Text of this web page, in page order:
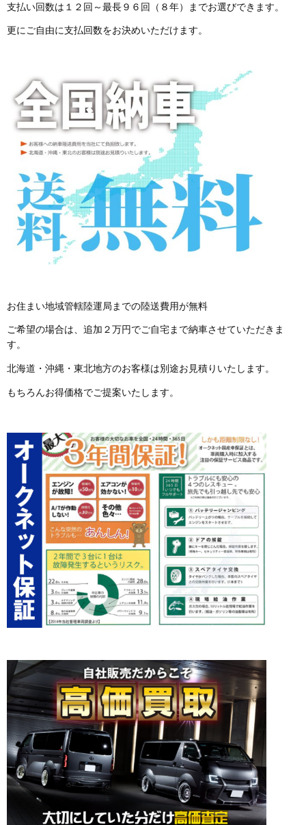
支払い回数は１２回～最長９６回（８年）までお選びできます。
更にご自由に支払回数をお決めいただけます。
お住まい地域管轄陸運局までの陸送費用が無料
ご希望の場合は、追加２万円でご自宅まで納車させていただきま
す。
北海道・沖縄・東北地方のお客様は別途お見積りいたします。
もちろんお得価格でご提案いたします。